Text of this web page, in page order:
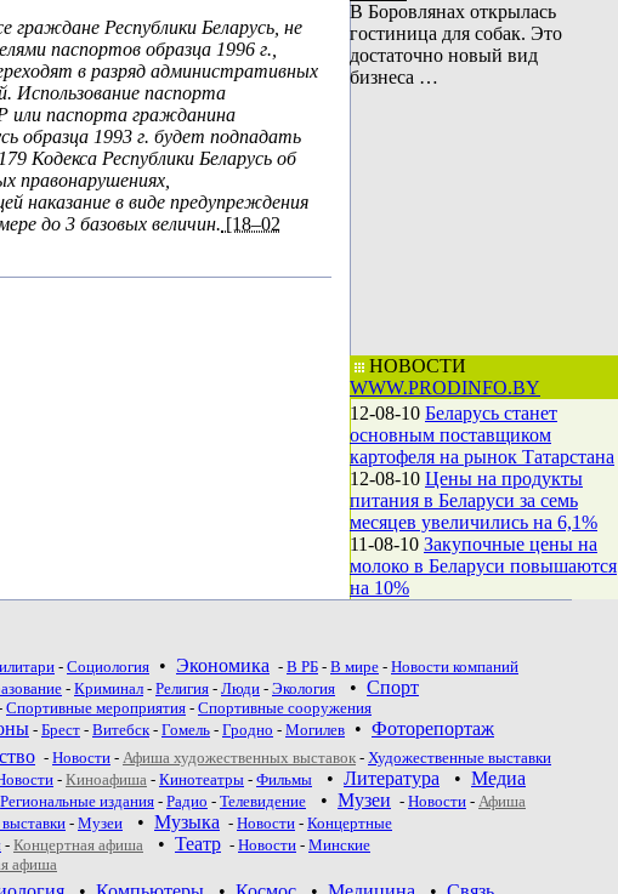
граждане Республики Беларусь, не
паспортов образца 1996 г.,
в разряд административных
Использование паспорта
паспорта гражданина
образца 1993 г. будет подпадать
Кодекса Республики Беларусь об
правонарушениях,
наказание в виде предупреждения
до 3 базовых величин. [18–02
В Боровлянах открылась
гостиница для собак. Это
достаточно новый вид
бизнеса …
НОВОСТИ
WWW.PRODINFO.BY
12-08-10 Беларусь станет
основным поставщиком
картофеля на рынок Татарстана
12-08-10 Цены на продукты
питания в Беларуси за семь
месяцев увеличились на 6,1%
11-08-10 Закупочные цены на
молоко в Беларуси повышаются
на 10%
- Социология • Экономика - В РБ - В мире - Новости компаний
- Криминал - Религия - Люди - Экология • Спорт
Спортивные мероприятия - Спортивные сооружения
- Брест - Витебск- Гомель - Гродно - Могилев • Фоторепортаж
- Новости - Афиша художественных выставок - Художественные выставки
- Киноафиша - Кинотеатры - Фильмы • Литература • Медиа
Региональные издания - Радио - Телевидение • Музеи - Новости - Афиша
- Музеи • Музыка - Новости - Концертные
- Концертная афиша • Театр - Новoсти - Минские
афиша